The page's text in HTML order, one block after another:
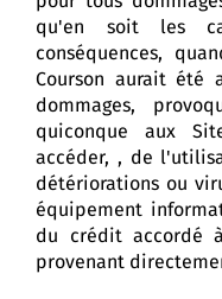
qu'en soit les
conséquences,
Courson aurait été
dommages,
quiconque aux
accéder, , de
détériorations ou
équipement
du crédit accordé
provenant